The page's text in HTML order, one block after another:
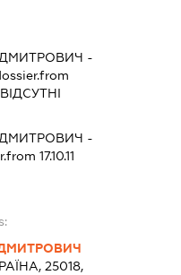
ДМИТРОВИЧ -
ДМИТРОВИЧ -
17.10.11
25018,